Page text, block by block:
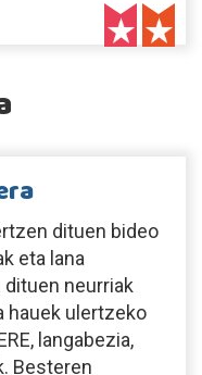
dituen bideo
eta lana
neurriak
hauek ulertzeko
langabezia,
Besteren